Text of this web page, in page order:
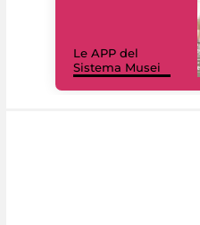
Le APP del
Sistema Musei